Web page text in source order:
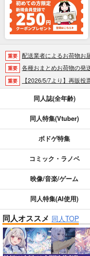
重要 配送業者によるお荷物お
重要 各種おまとめお荷物の発
重要 【2026/5/7より】再販投票
「とらのあな×駿河屋日本橋乙女同人誌館
重要 【2025/12/1より】「通販ポイント⇒
個人情報保護方針の改定
ポイント付与・管理体制
全てのお知らせを見る
同人誌(全年齢)
同人特集(Vtuber)
ボドゲ特集
コミック・ラノベ
映像/音楽/ゲーム
同人特集(AI使用)
同人オススメ 同人TOP